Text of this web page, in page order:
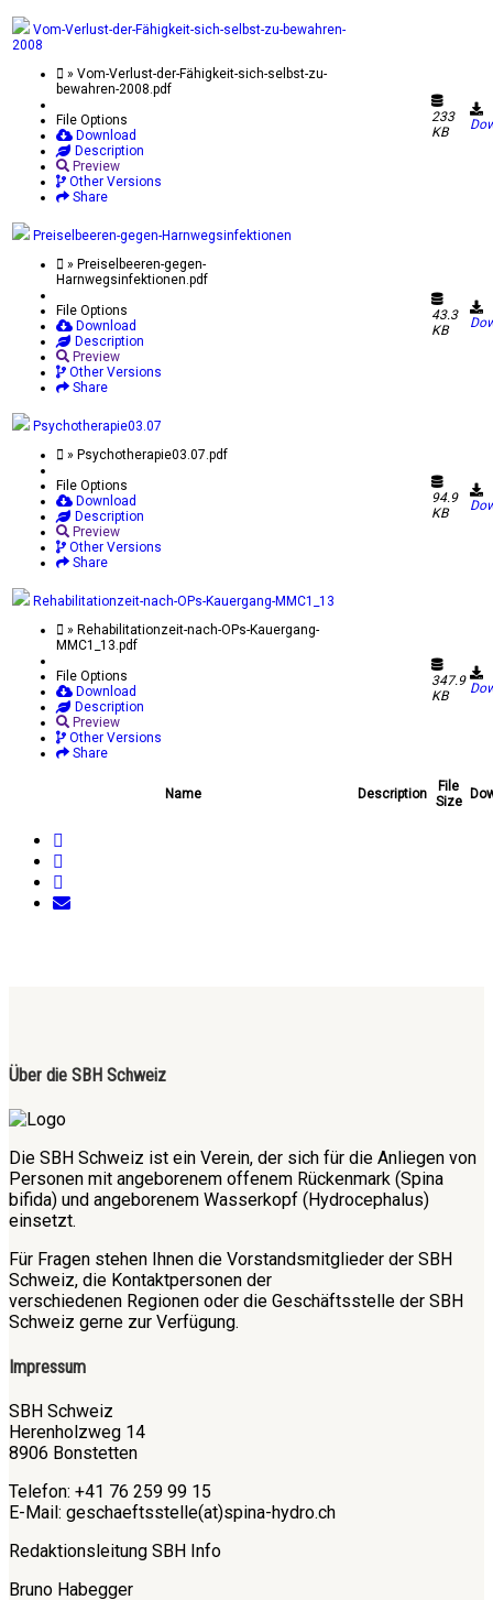
Name Description
File
Size
Vom-Verlust-der-Fähigkeit-sich-selbst-zu-bewahren-
2008
» Vom-Verlust-der-Fähigkeit-sich-selbst-zu-
bewahren-2008.pdf
File Options
Download
Description
Preview
Other Versions
Share
233
KB
Preiselbeeren-gegen-Harnwegsinfektionen
» Preiselbeeren-gegen-
Harnwegsinfektionen.pdf
File Options
Download
Description
Preview
Other Versions
Share
43.3
KB
Psychotherapie03.07
» Psychotherapie03.07.pdf
File Options
Download
Description
Preview
Other Versions
Share
94.9
KB
Rehabilitationzeit-nach-OPs-Kauergang-MMC1_13
» Rehabilitationzeit-nach-OPs-Kauergang-
MMC1_13.pdf
File Options
Download
Description
Preview
Other Versions
Share
347.9
KB
Über die SBH Schweiz
Die SBH Schweiz ist ein Verein, der sich für die Anliegen von
Personen mit angeborenem offenem Rückenmark (Spina
bifida) und angeborenem Wasserkopf (Hydrocephalus)
einsetzt.
Für Fragen stehen Ihnen die Vorstandsmitglieder der SBH
Schweiz, die Kontaktpersonen der
verschiedenen Regionen oder die Geschäftsstelle der SBH
Schweiz gerne zur Verfügung.
Impressum
SBH Schweiz
Herenholzweg 14
8906 Bonstetten
Telefon: +41 76 259 99 15
E-Mail: geschaeftsstelle(at)spina-hydro.ch
Redaktionsleitung SBH Info
Bruno Habegger